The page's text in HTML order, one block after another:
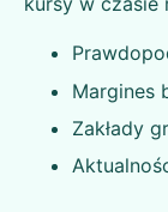
Margines
Zakłady